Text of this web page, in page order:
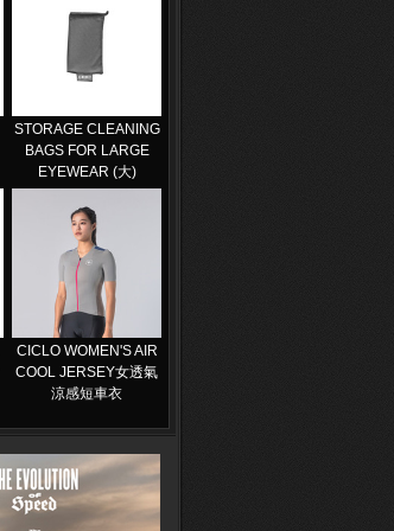
STORAGE CLEANING
BAGS FOR LARGE
EYEWEAR (大)
CICLO WOMEN'S AIR
COOL JERSEY女透氣
涼感短車衣